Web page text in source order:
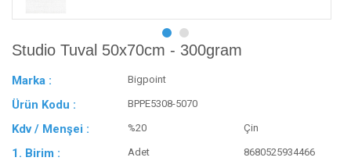
Studio Tuval 50x70cm - 300gram
Marka : Bigpoint
Ürün Kodu : BPPE5308-5070
Kdv / Menşei : %20 Çin
1. Birim : Adet 8680525934466